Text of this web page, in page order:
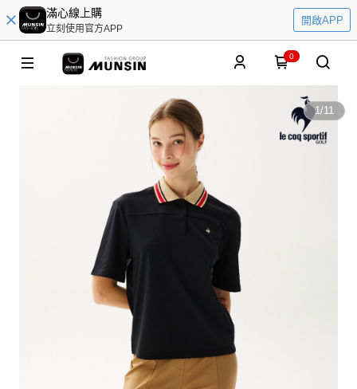
滿心線上購
立刻使用官方APP
開啟APP
0
1/11